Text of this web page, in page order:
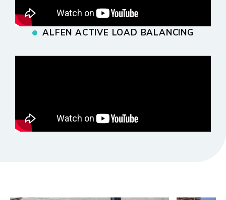
ALFEN ACTIVE LOAD BALANCING